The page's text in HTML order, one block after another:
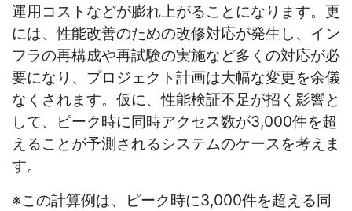
運用コストなどが膨れ上がることになります。更
には、性能改善のための改修対応が発生し、イン
フラの再構成や再試験の実施など多くの対応が必
要になり、プロジェクト計画は大幅な変更を余儀
なくされます。仮に、性能検証不足が招く影響と
して、ピーク時に同時アクセス数が3,000件を超
えることが予測されるシステムのケースを考えま
す。
※この計算例は、ピーク時に3,000件を超える同